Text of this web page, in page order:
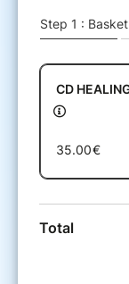
d’auteur sur
VOICE",
strictement
Toute
totalité soit
Cette
diffusion
des
lieux de
diffusion
Toute